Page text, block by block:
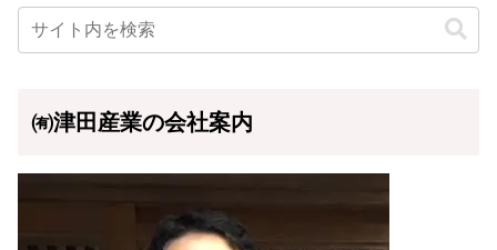
㈲津田産業の会社案内